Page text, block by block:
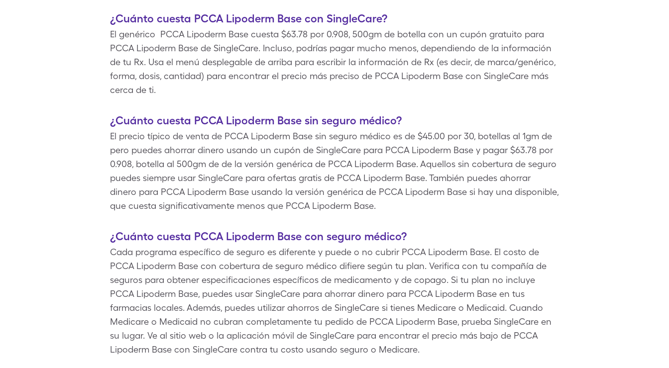
¿Cuánto cuesta PCCA Lipoderm Base con SingleCare?
El genérico PCCA Lipoderm Base cuesta $63.78 por 0.908, 500gm de botella con un cupón gratuito para
PCCA Lipoderm Base de SingleCare. Incluso, podrías pagar mucho menos, dependiendo de la información
de tu Rx. Usa el menú desplegable de arriba para escribir la información de Rx (es decir, de marca/genérico,
forma, dosis, cantidad) para encontrar el precio más preciso de PCCA Lipoderm Base con SingleCare más
cerca de ti.
¿Cuánto cuesta PCCA Lipoderm Base sin seguro médico?
El precio típico de venta de PCCA Lipoderm Base sin seguro médico es de $45.00 por 30, botellas al 1gm de
pero puedes ahorrar dinero usando un cupón de SingleCare para PCCA Lipoderm Base y pagar $63.78 por
0.908, botella al 500gm de de la versión genérica de PCCA Lipoderm Base. Aquellos sin cobertura de seguro
puedes siempre usar SingleCare para ofertas gratis de PCCA Lipoderm Base. También puedes ahorrar
dinero para PCCA Lipoderm Base usando la versión genérica de PCCA Lipoderm Base si hay una disponible,
que cuesta significativamente menos que PCCA Lipoderm Base.
¿Cuánto cuesta PCCA Lipoderm Base con seguro médico?
Cada programa específico de seguro es diferente y puede o no cubrir PCCA Lipoderm Base. El costo de
PCCA Lipoderm Base con cobertura de seguro médico difiere según tu plan. Verifica con tu compañía de
seguros para obtener especificaciones específicos de medicamento y de copago. Si tu plan no incluye
PCCA Lipoderm Base, puedes usar SingleCare para ahorrar dinero para PCCA Lipoderm Base en tus
farmacias locales. Además, puedes utilizar ahorros de SingleCare si tienes Medicare o Medicaid. Cuando
Medicare o Medicaid no cubran completamente tu pedido de PCCA Lipoderm Base, prueba SingleCare en
su lugar. Ve al sitio web o la aplicación móvil de SingleCare para encontrar el precio más bajo de PCCA
Lipoderm Base con SingleCare contra tu costo usando seguro o Medicare.